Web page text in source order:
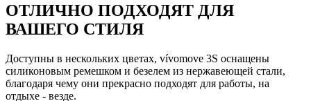
ОТЛИЧНО ПОДХОДЯТ ДЛЯ
ВАШЕГО СТИЛЯ
Доступны в нескольких цветах, vívomove 3S оснащены
силиконовым ремешком и безелем из нержавеющей стали,
благодаря чему они прекрасно подходят для работы, на
отдыхе - везде.